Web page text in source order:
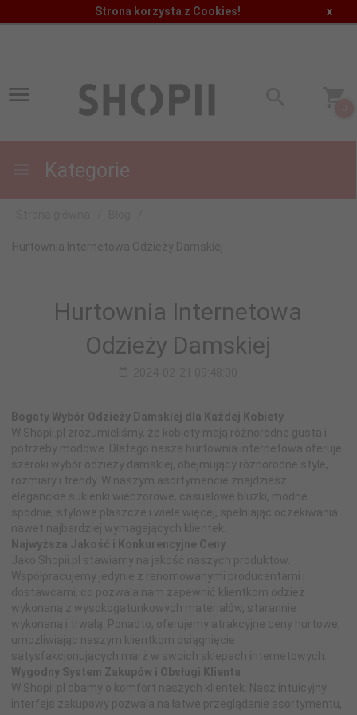
Strona korzysta z Cookies! x
Kategorie
Hurtownia Internetowa Odzieży Damskiej
Hurtownia Internetowa
Odzieży Damskiej
Bogaty Wybór Odzieży Damskiej dla Każdej Kobiety
W Shopii.pl zrozumieliśmy, że kobiety mają różnorodne gusta i
potrzeby modowe. Dlatego nasza hurtownia internetowa oferuje
szeroki wybór odzieży damskiej, obejmujący różnorodne style,
rozmiary i trendy. W naszym asortymencie znajdziesz
eleganckie sukienki wieczorowe, casualowe bluzki, modne
spodnie, stylowe płaszcze i wiele więcej, spełniając oczekiwania
nawet najbardziej wymagających klientek.
Najwyższa Jakość i Konkurencyjne Ceny
Jako Shopii.pl stawiamy na jakość naszych produktów.
Współpracujemy jedynie z renomowanymi producentami i
dostawcami, co pozwala nam zapewnić klientkom odzież
wykonaną z wysokogatunkowych materiałów, starannie
wykonaną i trwałą. Ponadto, oferujemy atrakcyjne ceny hurtowe,
umożliwiając naszym klientkom osiągnięcie
satysfakcjonujących marż w swoich sklepach internetowych.
Wygodny System Zakupów i Obsługi Klienta
W Shopii.pl dbamy o komfort naszych klientek. Nasz intuicyjny
interfejs zakupowy pozwala na łatwe przeglądanie asortymentu,